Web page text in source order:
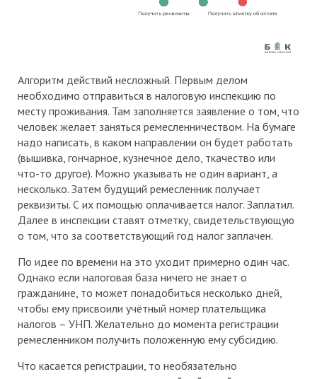
Алгоритм действий несложный. Первым делом
необходимо отправиться в налоговую инспекцию по
месту проживания. Там заполняется заявление о том, что
человек желает заняться ремесленничеством. На бумаге
надо написать, в каком направлении он будет работать
(вышивка, гончарное, кузнечное дело, ткачество или
что-то другое). Можно указывать не один вариант, а
несколько. Затем будущий ремесленник получает
реквизиты. С их помощью оплачивается налог. Заплатил.
Далее в инспекции ставят отметку, свидетельствующую
о том, что за соответствующий год налог заплачен.
По идее по времени на это уходит примерно один час.
Однако если налоговая база ничего не знает о
гражданине, то может понадобиться несколько дней,
чтобы ему присвоили учётный номер плательщика
налогов – УНП. Желательно до момента регистрации
ремесленником получить положенную ему субсидию.
Что касается регистрации, то необязательно